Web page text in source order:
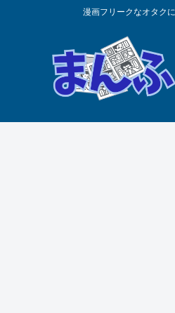
漫画フリークなオタク